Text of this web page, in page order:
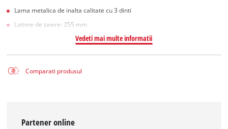
Lama metalica de inalta calitate cu 3 dinti
Latime de taiere: 255 mm
Vedeti mai multe informatii
Comparati produsul
Partener online